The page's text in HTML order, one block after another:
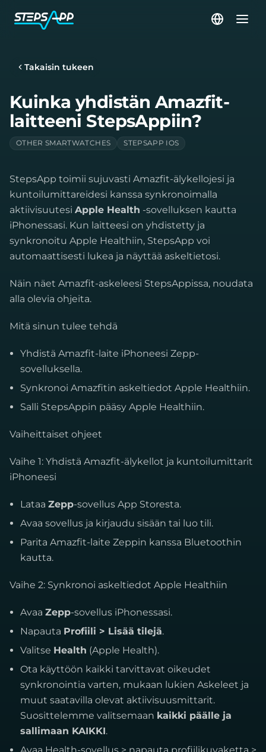
Takaisin tukeen
Kuinka yhdistän Amazfit-
laitteeni StepsAppiin?
OTHER SMARTWATCHES STEPSAPP IOS
StepsApp toimii sujuvasti Amazfit-älykellojesi ja
kuntoilumittareidesi kanssa synkronoimalla
aktiivisuutesi Apple Health -sovelluksen kautta
iPhonessasi. Kun laitteesi on yhdistetty ja
synkronoitu Apple Healthiin, StepsApp voi
automaattisesti lukea ja näyttää askeltietosi.
Näin näet Amazfit-askeleesi StepsAppissa, noudata
alla olevia ohjeita.
Mitä sinun tulee tehdä
Yhdistä Amazfit-laite iPhoneesi Zepp-
sovelluksella.
Synkronoi Amazfitin askeltiedot Apple Healthiin.
Salli StepsAppin pääsy Apple Healthiin.
Vaiheittaiset ohjeet
Vaihe 1: Yhdistä Amazfit-älykellot ja kuntoilumittarit
iPhoneesi
Lataa Zepp-sovellus App Storesta.
Avaa sovellus ja kirjaudu sisään tai luo tili.
Parita Amazfit-laite Zeppin kanssa Bluetoothin
kautta.
Vaihe 2: Synkronoi askeltiedot Apple Healthiin
Avaa Zepp-sovellus iPhonessasi.
Napauta Profiili > Lisää tilejä.
Valitse Health (Apple Health).
Ota käyttöön kaikki tarvittavat oikeudet
synkronointia varten, mukaan lukien Askeleet ja
muut saatavilla olevat aktiivisuusmittarit.
Suosittelemme valitsemaan kaikki päälle ja
sallimaan KAIKKI.